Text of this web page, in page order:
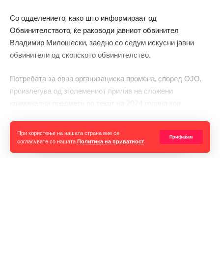
При користење на нашата страна вие се
согласувате со нашата Политика на приватност
Прифаќам
Со одделението, како што информираат од
Обвинителството, ќе раководи јавниот обвинител
Владимир Милошески, заедно со седум искусни јавни
обвинители од скопското обвинителство.
Потребата за оваа организациска промена, според ОЈО,
произлегува од зголемениот прилив на сложени
наведуваат измените на Кривичниот законик, особено во
однос на кривичното дело – злоупотреба на службената
положба и овластување од член 353 и измената на членот
Прочитај ја целата вест